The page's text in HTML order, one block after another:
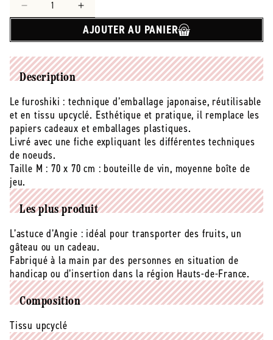
Réduire
Angie
Be
Green
-
-
Furoshiki
(tissu
recyclé)
avec
noeuds
-
M
Augmenter
la
quantité
Angie
Be
-
-
Furoshiki
(tissu
recyclé)
avec
noeuds
-
M
AJOUTER AU PANIER
Description
Le furoshiki : technique d’emballage japonaise, réutilisable
et en tissu upcyclé. Esthétique et pratique, il remplace les
papiers cadeaux et emballages plastiques.
Livré avec une fiche expliquant les différentes techniques
de noeuds.
Taille M : 70 x 70 cm : bouteille de vin, moyenne boîte de
jeu.
Les plus produit
L’astuce d’Angie : idéal pour transporter des fruits, un
gâteau ou un cadeau.
Fabriqué à la main par des personnes en situation de
handicap ou d’insertion dans la région Hauts-de-France.
Composition
Tissu upcyclé